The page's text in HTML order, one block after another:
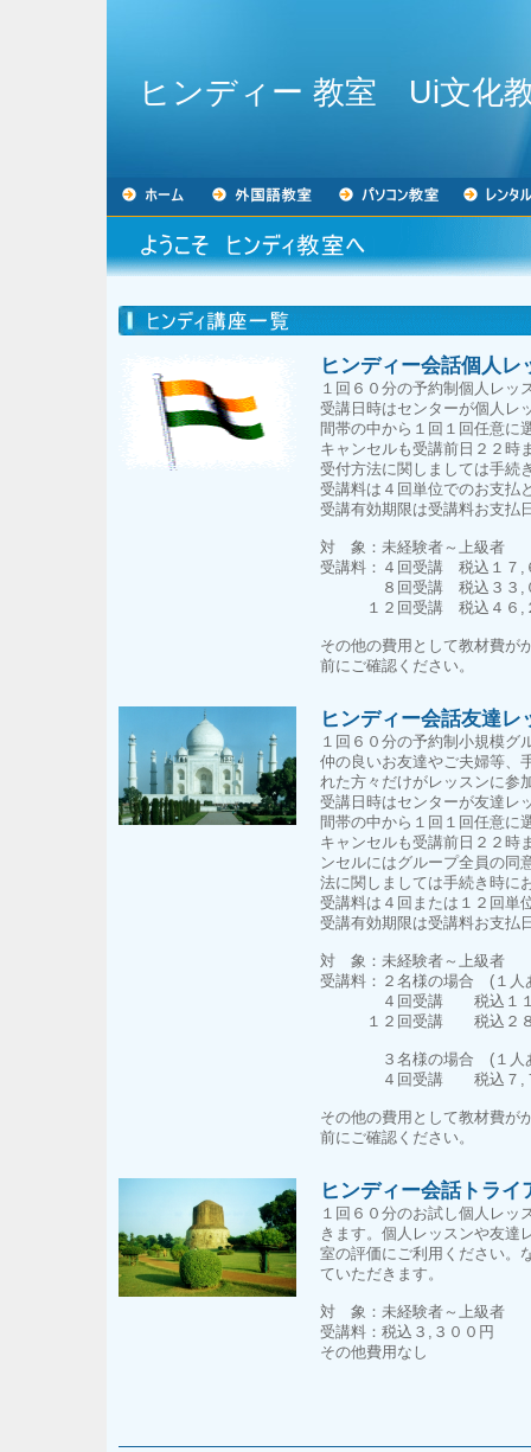
ヒンディー 教室 Ui文化
ヒンディー会話個人レ
１回６０分の予約制個人レッ
受講日時はセンターが個人レ
間帯の中から１回１回任意に
キャンセルも受講前日２２時
受付方法に関しましては手続
受講料は４回単位でのお支払
受講有効期限は受講料お支払
対 象：未経験者～上級者
受講料：４回受講 税込１７,
８回受講 税込３３,０
１２回受講 税込４６,
その他の費用として教材費が
前にご確認ください。
ヒンディー会話友達レ
１回６０分の予約制小規模グ
仲の良いお友達やご夫婦等、
れた方々だけがレッスンに参
受講日時はセンターが友達レ
間帯の中から１回１回任意に
キャンセルも受講前日２２時
ンセルにはグループ全員の同
法に関しましては手続き時に
受講料は４回または１２回単
受講有効期限は受講料お支払
対 象：未経験者～上級者
受講料：２名様の場合 (１人
４回受講 税込１１,
１２回受講 税込２８,
３名様の場合 (１人あ
４回受講 税込７,７
その他の費用として教材費が
前にご確認ください。
ヒンディー会話トライ
１回６０分のお試し個人レッ
きます。個人レッスンや友達
室の評価にご利用ください。
ていただきます。
対 象：未経験者～上級者
受講料：税込３,３００円
その他費用なし